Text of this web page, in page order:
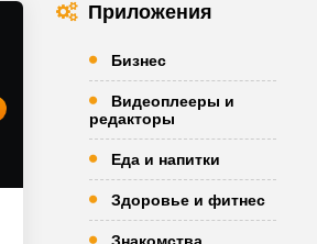
Приложения
Бизнес
Видеоплееры и
редакторы
Еда и напитки
Здоровье и фитнес